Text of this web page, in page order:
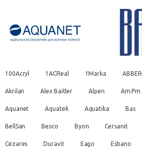
100Acryl 1ACReal 1Marka ABBER
Akrilan Alex Baitler Alpen Am.Pm
Aquanet Aquatek Aquatika Bas
BellSan Besco Byon Cersanit
Cezares Duravit Eago Esbano